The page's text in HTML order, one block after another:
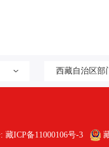
西藏自治区部
藏ICP备11000106号-3